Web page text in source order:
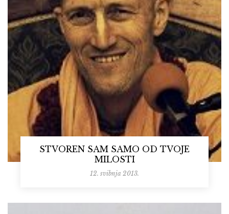
STVOREN SAM SAMO OD TVOJE
MILOSTI
12. svibnja 2013.